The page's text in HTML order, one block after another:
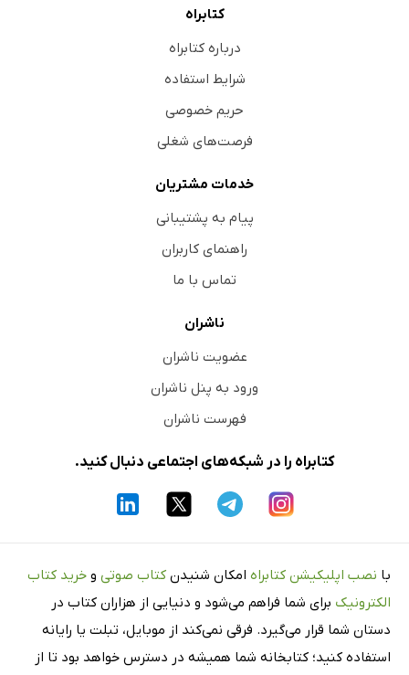
کتابراه
درباره کتابراه
شرایط استفاده
حریم خصوصی
فرصت‌های شغلی
خدمات مشتریان
پیام به پشتیبانی
راهنمای کاربران
تماس با ما
ناشران
عضویت ناشران
ورود به پنل ناشران
فهرست ناشران
کتابراه را در شبکه‌های اجتماعی دنبال کنید.
با نصب اپلیکیشن کتابراه امکان شنیدن کتاب صوتی و خرید کتاب
الکترونیک برای شما فراهم می‌شود و دنیایی از هزاران کتاب در
دستان شما قرار می‌گیرد. فرقی نمی‌کند از موبایل، تبلت یا رایانه
استفاده کنید؛ کتابخانه شما همیشه در دسترس خواهد بود تا از